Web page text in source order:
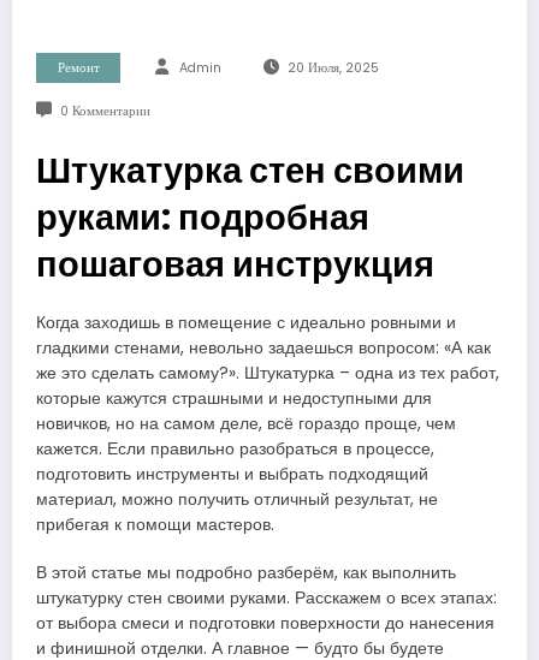
Ремонт Admin 20 Июля, 2025
0 Комментарии
Штукатурка стен своими
руками: подробная
пошаговая инструкция
Когда заходишь в помещение с идеально ровными и
гладкими стенами, невольно задаешься вопросом: «А как
же это сделать самому?». Штукатурка – одна из тех работ,
которые кажутся страшными и недоступными для
новичков, но на самом деле, всё гораздо проще, чем
кажется. Если правильно разобраться в процессе,
подготовить инструменты и выбрать подходящий
материал, можно получить отличный результат, не
прибегая к помощи мастеров.
В этой статье мы подробно разберём, как выполнить
штукатурку стен своими руками. Расскажем о всех этапах:
от выбора смеси и подготовки поверхности до нанесения
и финишной отделки. А главное — будто бы будете